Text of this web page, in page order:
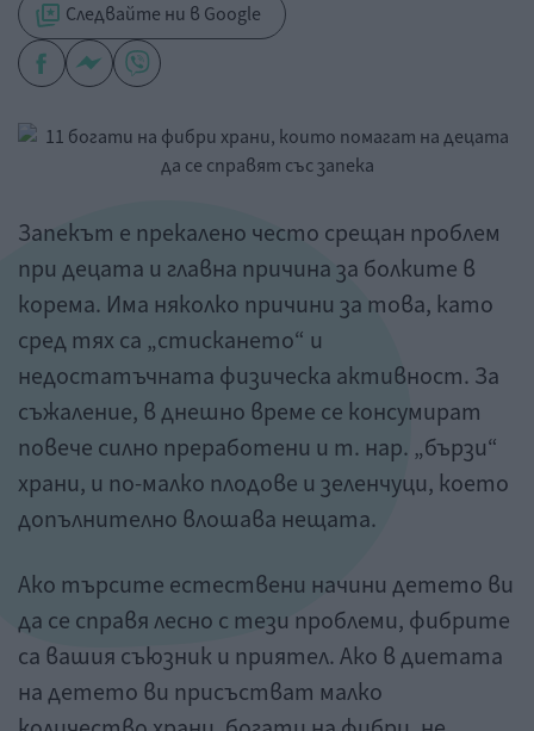
Следвайте ни в Google
Запекът е прекалено често срещан проблем
при децата и главна причина за болките в
корема. Има няколко причини за това, като
сред тях са „стискането“ и
недостатъчната физическа активност. За
съжаление, в днешно време се консумират
повече силно преработени и т. нар. „бързи“
храни, и по-малко плодове и зеленчуци, което
допълнително влошава нещата.
Ако търсите естествени начини детето ви
да се справя лесно с тези проблеми, фибрите
са вашия съюзник и приятел. Ако в диетата
на детето ви присъстват малко